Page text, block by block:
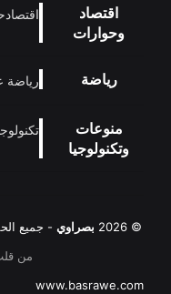
اقتصاد
وحوارات
اقتصاد
رياضة رياضة
منوعات
وتكنولوجيا
© 2026 بصراوي - جميع
من
www.basrawe.com